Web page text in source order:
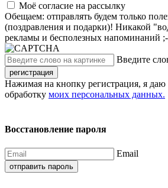
Моё согласие на рассылку
Обещаем: отправлять будем только
(поздравления и подарки)! Никакой
рекламы и бесполезных напоминаний
Введите
регистрация
Нажимая на кнопку регистрация, я даю
обработку моих персональных данных.
Восстановление пароля
Email
отправить пароль